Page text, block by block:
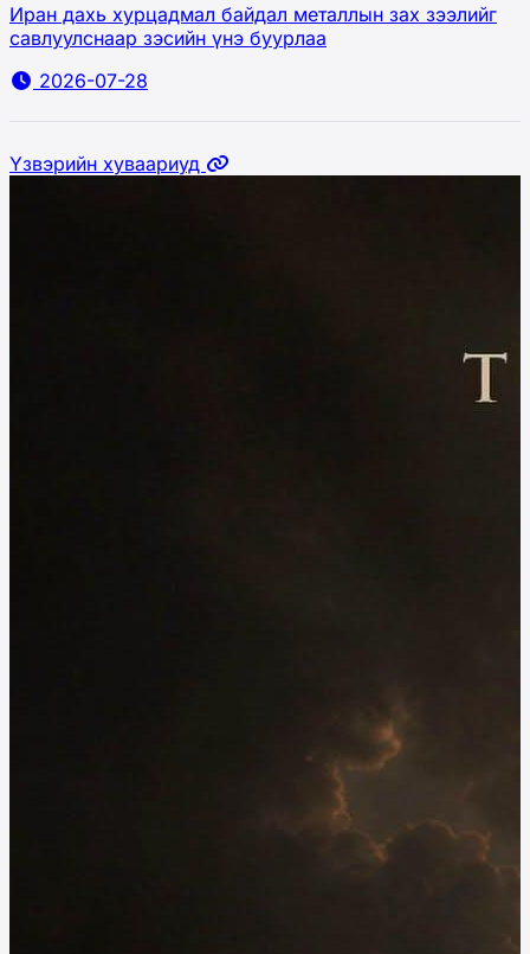
Иран дахь хурцадмал байдал металлын зах зээлийг
савлуулснаар зэсийн үнэ буурлаа
2026-07-28
Үзвэрийн хуваариуд